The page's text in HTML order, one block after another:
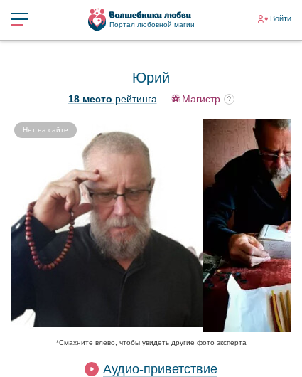
Портал любовной магии
Войти
Юрий
Нет на сайте
Магистр
18 место рейтинга
*Смахните влево, чтобы увидеть другие фото эксперта
Аудио-приветствие